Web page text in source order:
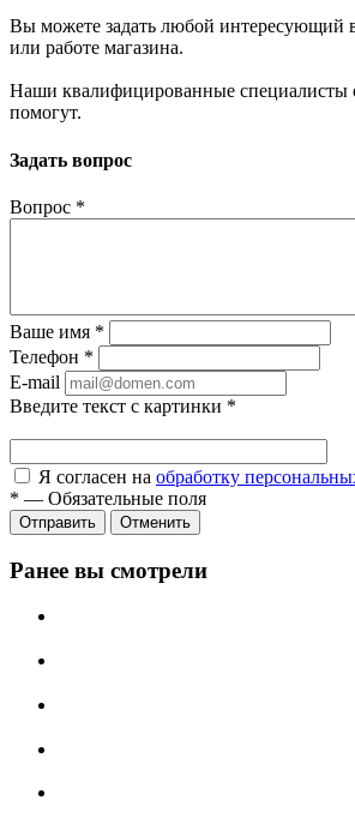
Вы можете задать любой интересующий
или работе магазина.
Наши квалифицированные специалисты
помогут.
Задать вопрос
Вопрос *
Ваше имя *
Телефон *
E-mail
Введите текст с картинки *
Я согласен на обработку
* — Обязательные поля
Отправить Отменить
Ранее вы смотрели